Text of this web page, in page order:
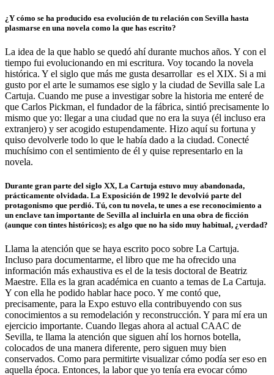
¿Y cómo se ha producido esa evolución de tu relación con Sevilla hasta
plasmarse en una novela como la que has escrito?
La idea de la que hablo se quedó ahí durante muchos años. Y con el
tiempo fui evolucionando en mi escritura. Voy tocando la novela
histórica. Y el siglo que más me gusta desarrollar es el XIX. Si a mi
gusto por el arte le sumamos ese siglo y la ciudad de Sevilla sale La
Cartuja. Cuando me puse a investigar sobre la historia me enteré de
que Carlos Pickman, el fundador de la fábrica, sintió precisamente lo
mismo que yo: llegar a una ciudad que no era la suya (él incluso era
extranjero) y ser acogido estupendamente. Hizo aquí su fortuna y
quiso devolverle todo lo que le había dado a la ciudad. Conecté
muchísimo con el sentimiento de él y quise representarlo en la
novela.
Durante gran parte del siglo XX, La Cartuja estuvo muy abandonada,
prácticamente olvidada. La Exposición de 1992 le devolvió parte del
protagonismo que perdió. Tú, con tu novela, te unes a ese reconocimiento a
un enclave tan importante de Sevilla al incluirla en una obra de ficción
(aunque con tintes históricos); es algo que no ha sido muy habitual, ¿verdad?
Llama la atención que se haya escrito poco sobre La Cartuja.
Incluso para documentarme, el libro que me ha ofrecido una
información más exhaustiva es el de la tesis doctoral de Beatriz
Maestre. Ella es la gran académica en cuanto a temas de La Cartuja.
Y con ella he podido hablar hace poco. Y me contó que,
precisamente, para la Expo estuvo ella contribuyendo con sus
conocimientos a su remodelación y reconstrucción. Y para mí era un
ejercicio importante. Cuando llegas ahora al actual CAAC de
Sevilla, te llama la atención que siguen ahí los hornos botella,
colocados de una manera diferente, pero siguen muy bien
conservados. Como para permitirte visualizar cómo podía ser eso en
aquella época. Entonces, la labor que yo tenía era evocar cómo